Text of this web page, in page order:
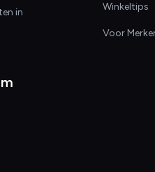
in
Winkeltips
Voor